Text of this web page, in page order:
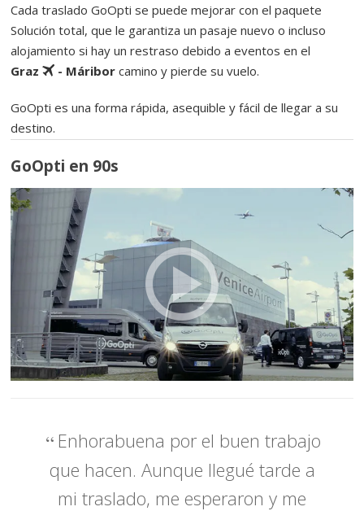
Cada traslado GoOpti se puede mejorar con el paquete
Solución total, que le garantiza un pasaje nuevo o incluso
alojamiento si hay un restraso debido a eventos en el
Graz
- Máribor camino y pierde su vuelo.
GoOpti es una forma rápida, asequible y fácil de llegar a su
destino.
GoOpti en 90s
Enhorabuena por el buen trabajo
que hacen. Aunque llegué tarde a
mi traslado, me esperaron y me